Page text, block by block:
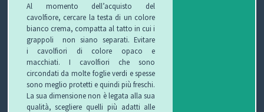
Al momento dell’acquisto del
cavolfiore, cercare la testa di un colore
bianco crema, compatta al tatto in cui i
grappoli non siano separati. Evitare
i cavolfiori di colore opaco e
macchiati. I cavolfiori che sono
circondati da molte foglie verdi e spesse
sono meglio protetti e quindi più freschi.
L a sua dimensione non è legata alla sua
qualità, scegliere quelli più adatti alle